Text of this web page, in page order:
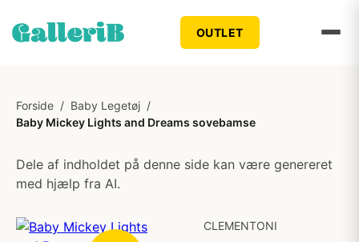
OUTLET
Forside / Baby Legetøj /
Baby Mickey Lights and Dreams sovebamse
Dele af indholdet på denne side kan være genereret
med hjælp fra AI.
CLEMENTONI